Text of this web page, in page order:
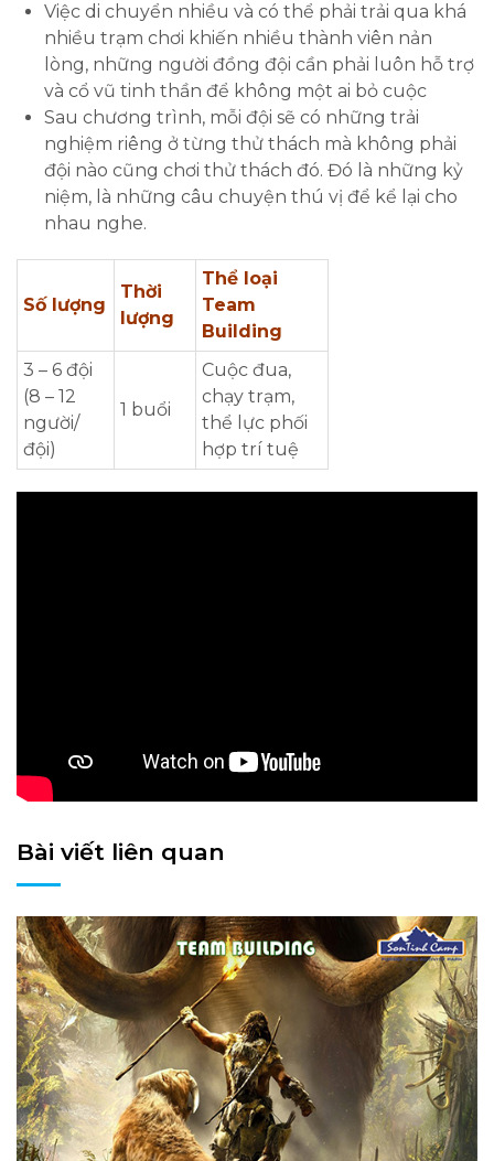
Việc di chuyển nhiều và có thể phải trải qua khá
nhiều trạm chơi khiến nhiều thành viên nản
lòng, những người đồng đội cần phải luôn hỗ trợ
và cổ vũ tinh thần để không một ai bỏ cuộc
Sau chương trình, mỗi đội sẽ có những trải
nghiệm riêng ở từng thử thách mà không phải
đội nào cũng chơi thử thách đó. Đó là những kỷ
niệm, là những câu chuyện thú vị để kể lại cho
nhau nghe.
Số lượng
Thời
lượng
Thể loại
Team
Building
3 – 6 đội
(8 – 12
người/
đội)
1 buổi
Cuộc đua,
chạy trạm,
thể lực phối
hợp trí tuệ
Bài viết liên quan